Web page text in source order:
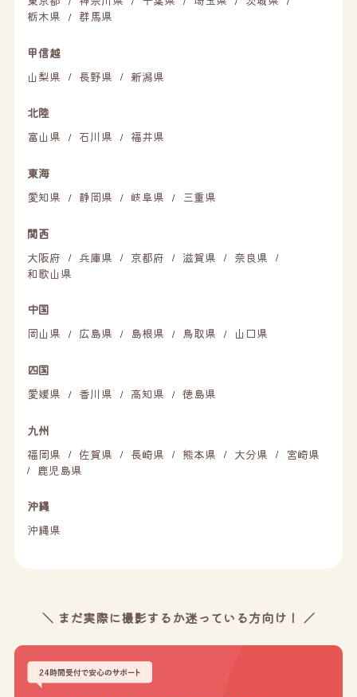
栃木県 / 群馬県
甲信越
山梨県
/ 長野県 / 新潟県
北陸
富山県
/ 石川県 / 福井県
東海
愛知県
/ 静岡県 / 岐阜県 / 三重県
関西
大阪府
/ 兵庫県 / 京都府 / 滋賀県 / 奈良県 /
和歌山県
中国
岡山県
/ 広島県 / 島根県 / 鳥取県 / 山口県
四国
愛媛県
/ 香川県 / 高知県 / 徳島県
九州
福岡県
/ 佐賀県 / 長崎県 / 熊本県 / 大分県 / 宮崎県
/ 鹿児島県
沖縄
沖縄県
＼ まだ実際に撮影するか迷っている方向け！ ／